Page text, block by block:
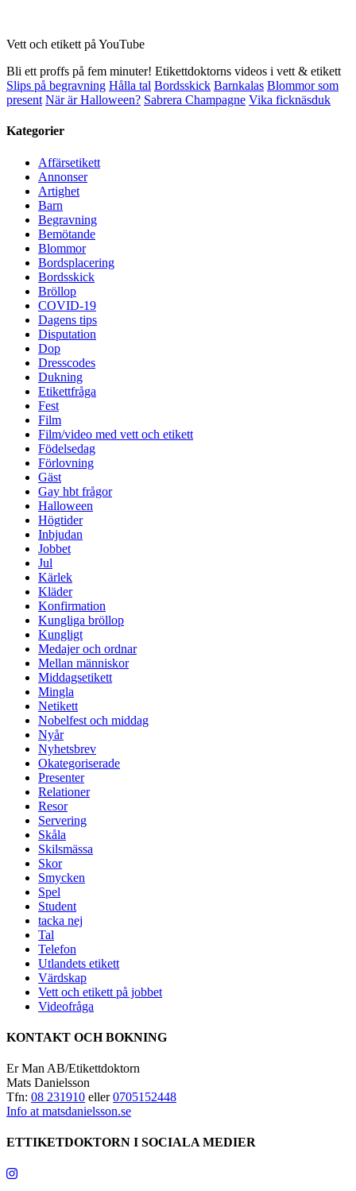
Vett och etikett på YouTube
Bli ett proffs på fem minuter! Etikettdoktorns videos i vett & etikett
Slips på begravning Hålla tal Bordsskick Barnkalas Blommor som
present När är Halloween? Sabrera Champagne Vika ficknäsduk
Kategorier
Affärsetikett
Annonser
Artighet
Barn
Begravning
Bemötande
Blommor
Bordsplacering
Bordsskick
Bröllop
COVID-19
Dagens tips
Disputation
Dop
Dresscodes
Dukning
Etikettfråga
Fest
Film
Film/video med vett och etikett
Födelsedag
Förlovning
Gäst
Gay hbt frågor
Halloween
Högtider
Inbjudan
Jobbet
Jul
Kärlek
Kläder
Konfirmation
Kungliga bröllop
Kungligt
Medajer och ordnar
Mellan människor
Middagsetikett
Mingla
Netikett
Nobelfest och middag
Nyår
Nyhetsbrev
Okategoriserade
Presenter
Relationer
Resor
Servering
Skåla
Skilsmässa
Skor
Smycken
Spel
Student
tacka nej
Tal
Telefon
Utlandets etikett
Värdskap
Vett och etikett på jobbet
Videofråga
KONTAKT OCH BOKNING
Er Man AB/Etikettdoktorn
Mats Danielsson
Tfn: 08 231910 eller0705152448
Info at matsdanielsson.se
ETTIKETDOKTORN I SOCIALA MEDIER